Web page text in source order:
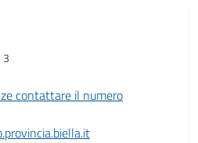
3
contattare il numero